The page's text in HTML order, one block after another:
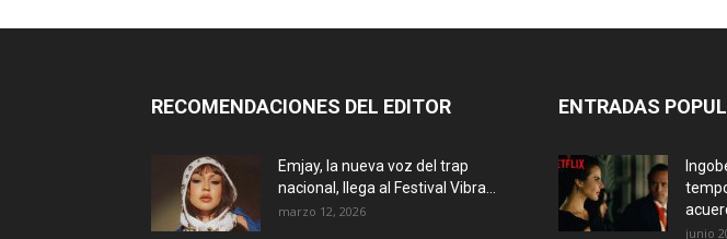
RECOMENDACIONES DEL EDITOR
Emjay, la nueva voz del trap
nacional, llega al Festival Vibra...
marzo 12, 2026
ENTRADAS
junio